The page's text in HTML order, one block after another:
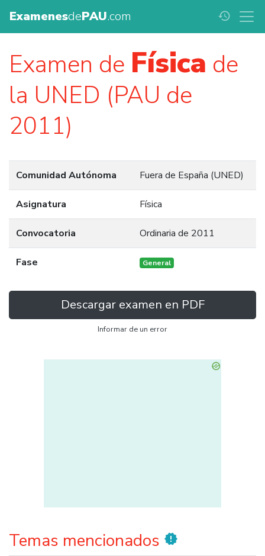
ExamenesdePAU.com history
Examen de Física de
la UNED (PAU de
2011)
Comunidad Autónoma Fuera de España (UNED)
Asignatura Física
Convocatoria Ordinaria de 2011
Fase General
Descargar examen en PDF
Informar de un error
Temas mencionados new_releases